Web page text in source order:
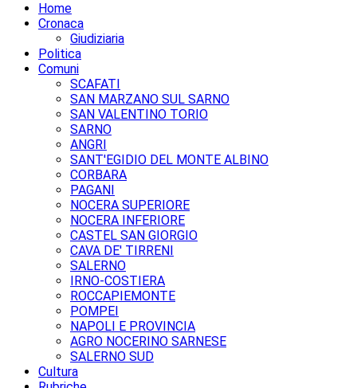
Home
Cronaca
Giudiziaria
Politica
Comuni
SCAFATI
SAN MARZANO SUL SARNO
SAN VALENTINO TORIO
SARNO
ANGRI
SANT'EGIDIO DEL MONTE ALBINO
CORBARA
PAGANI
NOCERA SUPERIORE
NOCERA INFERIORE
CASTEL SAN GIORGIO
CAVA DE' TIRRENI
SALERNO
IRNO-COSTIERA
ROCCAPIEMONTE
POMPEI
NAPOLI E PROVINCIA
AGRO NOCERINO SARNESE
SALERNO SUD
Cultura